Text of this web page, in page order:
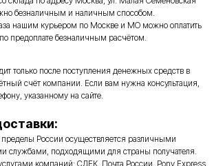
безналичным и наличным способом.
нашим курьером по Москве и МО можно оплатить
предоплате безналичным расчётом.
только после поступления денежных средств в
счёт компании. Если вам нужна консультация,
указанному на сайте.
пределы России осуществляется различными
службами, подходящими для страны получателя.
компаний: СДЕК, Почта России, Pony Express,